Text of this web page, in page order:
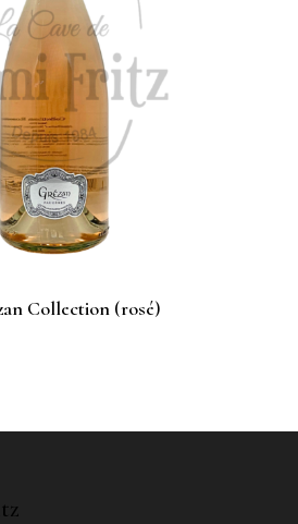
Collection (rosé)